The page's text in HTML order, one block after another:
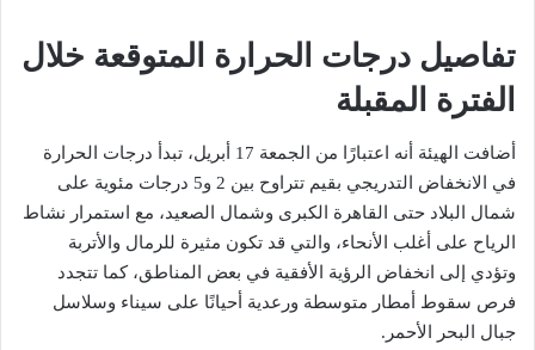
تفاصيل درجات الحرارة المتوقعة خلال
الفترة المقبلة
أضافت الهيئة أنه اعتبارًا من الجمعة 17 أبريل، تبدأ درجات الحرارة
في الانخفاض التدريجي بقيم تتراوح بين 2 و5 درجات مئوية على
شمال البلاد حتى القاهرة الكبرى وشمال الصعيد، مع استمرار نشاط
الرياح على أغلب الأنحاء، والتي قد تكون مثيرة للرمال والأتربة
وتؤدي إلى انخفاض الرؤية الأفقية في بعض المناطق، كما تتجدد
فرص سقوط أمطار متوسطة ورعدية أحيانًا على سيناء وسلاسل
جبال البحر الأحمر.